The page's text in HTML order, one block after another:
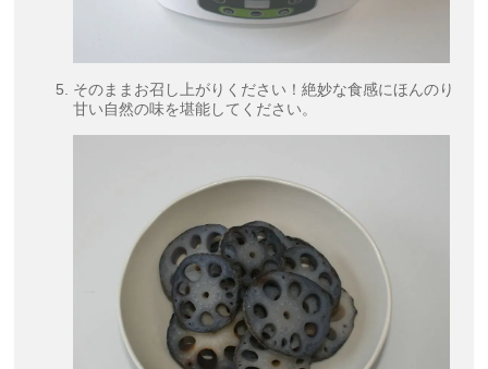
そのままお召し上がりください！絶妙な食感にほんのり
甘い自然の味を堪能してください。